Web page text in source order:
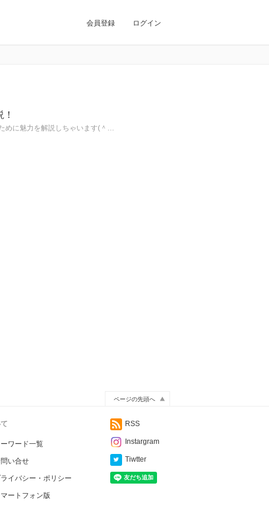
会員登録 ログイン
めに魅力を解説しちゃいます(＾…
ページの先頭へ
ワード一覧
い合せ
イバシー・ポリシー
ートフォン版
RSS
Instargram
Tiwtter